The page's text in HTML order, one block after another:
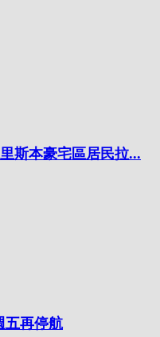
斯本豪宅區居民拉...
五再停航